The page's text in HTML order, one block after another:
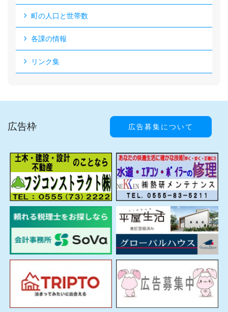
町の人口と世帯数
各課の情報
リンク集
広告枠 広告募集について